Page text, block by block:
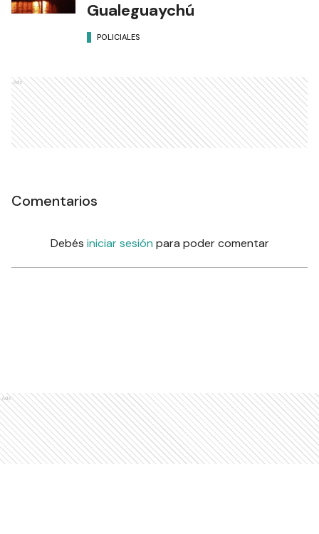
Gualeguaychú
POLICIALES
Ads
Comentarios
Debés iniciar sesión para poder comentar
Ads